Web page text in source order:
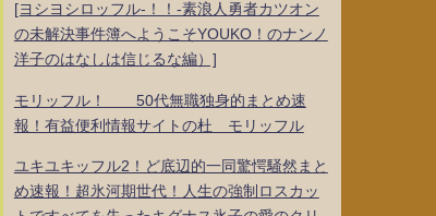
[ヨシヨシロッフル-！！-素浪人勇者カツオン
の未解決事件簿へようこそYOUKO！のナンノ
洋子のはなしは信じるな編）]
モリッフル！ 50代無職独身的まとめ速
報！有益便利情報サイトの杜 モリッフル
ユキユキッフル2！ど底辺的一同驚愕騒然まと
め速報！超氷河期世代！人生の強制ロスカッ